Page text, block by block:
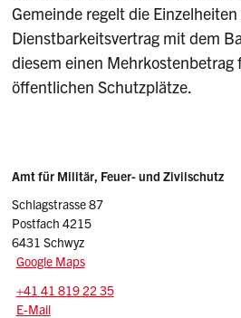
Gemeinde regelt die
Dienstbarkeitsvertrag mit dem
diesem einen Mehrkostenbetrag
öffentlichen Schutzplätze.
Sidebar
Adresse
Amt für Militär, Feuer- und Zivilschutz
Schlagstrasse 87
Postfach 4215
6431 Schwyz
Google Maps
Tel.:
+41 41 819 22 35
E-Mail: schutzbauten
E-Mail